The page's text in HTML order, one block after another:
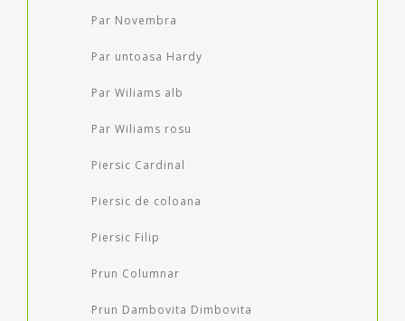
Par Novembra
Par untoasa Hardy
Par Wiliams alb
Par Wiliams rosu
Piersic Cardinal
Piersic de coloana
Piersic Filip
Prun Columnar
Prun Dambovita Dimbovita